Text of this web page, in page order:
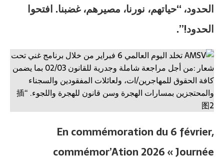
الحدود، “حياتهم، نورنا، مصيرهم، غضبنا. افتحوا
الحدود!”.
En commémoration du 6 février,
commémor’Ation 2026 « Journée